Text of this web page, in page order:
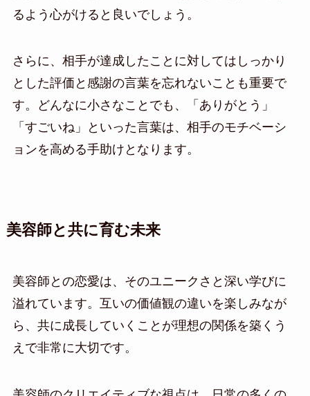
るよう心がけると良いでしょう。
さらに、相手が達成したことに対してはしっかり
とした評価と感謝の言葉を忘れないことも重要で
す。どんなに小さなことでも、「ありがとう」
「すごいね」といった言葉は、相手のモチベーシ
ョンを高める手助けとなります。
美容師と共に育む未来
美容師との恋愛は、そのユニークさと深い学びに
溢れています。互いの価値観の違いを楽しみなが
ら、共に成長していくことが理想の関係を築くう
えで非常に大切です。